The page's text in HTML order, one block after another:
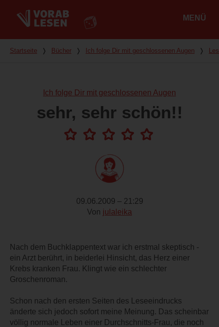
MENÜ
Du bist hier
Startseite ❭ Bücher ❭ Ich folge Dir mit geschlossenen Augen ❭
Ich folge Dir mit geschlossenen Augen
sehr, sehr schön!!
09.06.2009 – 21:29
Von julaleika
Nach dem Buchklappentext war ich erstmal skeptisch -
ein Arzt berührt, in beiderlei Hinsicht, das Herz einer
Krebs kranken Frau. Klingt wie ein schlechter
Groschenroman.
Schon nach den ersten Seiten des Leseeindrucks
änderte sich jedoch sofort meine Meinung. Das scheinbar
völlig normale Leben einer Durchschnitts-Frau, die noch